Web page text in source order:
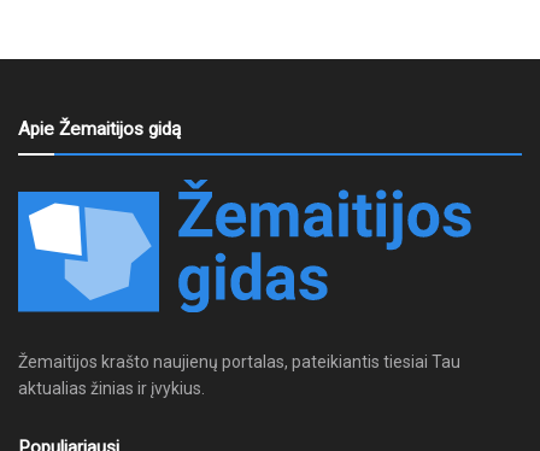
Apie Žemaitijos gidą
Žemaitijos krašto naujienų portalas, pateikiantis tiesiai Tau
aktualias žinias ir įvykius.